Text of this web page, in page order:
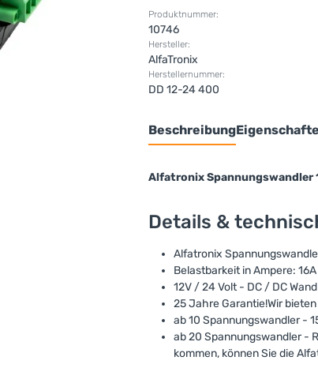
Produktnummer:
10746
Hersteller:
AlfaTronix
Herstellernummer:
DD 12-24 400
Beschreibung
Alfatronix Spannungswandler
Details &
Alfatronix
Belastbarkeit in Ampere: 16A
12V / 24 Volt - DC / DC
25 Jahre Garantie!Wir
ab 10 Spannungswandler -
ab 20 Spannungswandler -
kommen, können Sie die